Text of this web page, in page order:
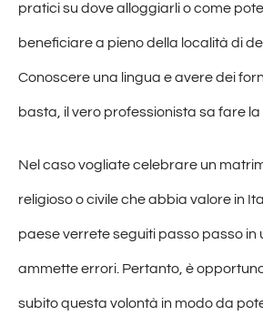
pratici su dove alloggiarli o come
beneficiare a pieno della località di
Conoscere una lingua e avere dei
basta, il vero professionista sa fare la
Nel caso vogliate celebrare un
religioso o civile che abbia valore in
paese verrete seguiti passo passo in
ammette errori. Pertanto, è
subito questa volontà in modo da